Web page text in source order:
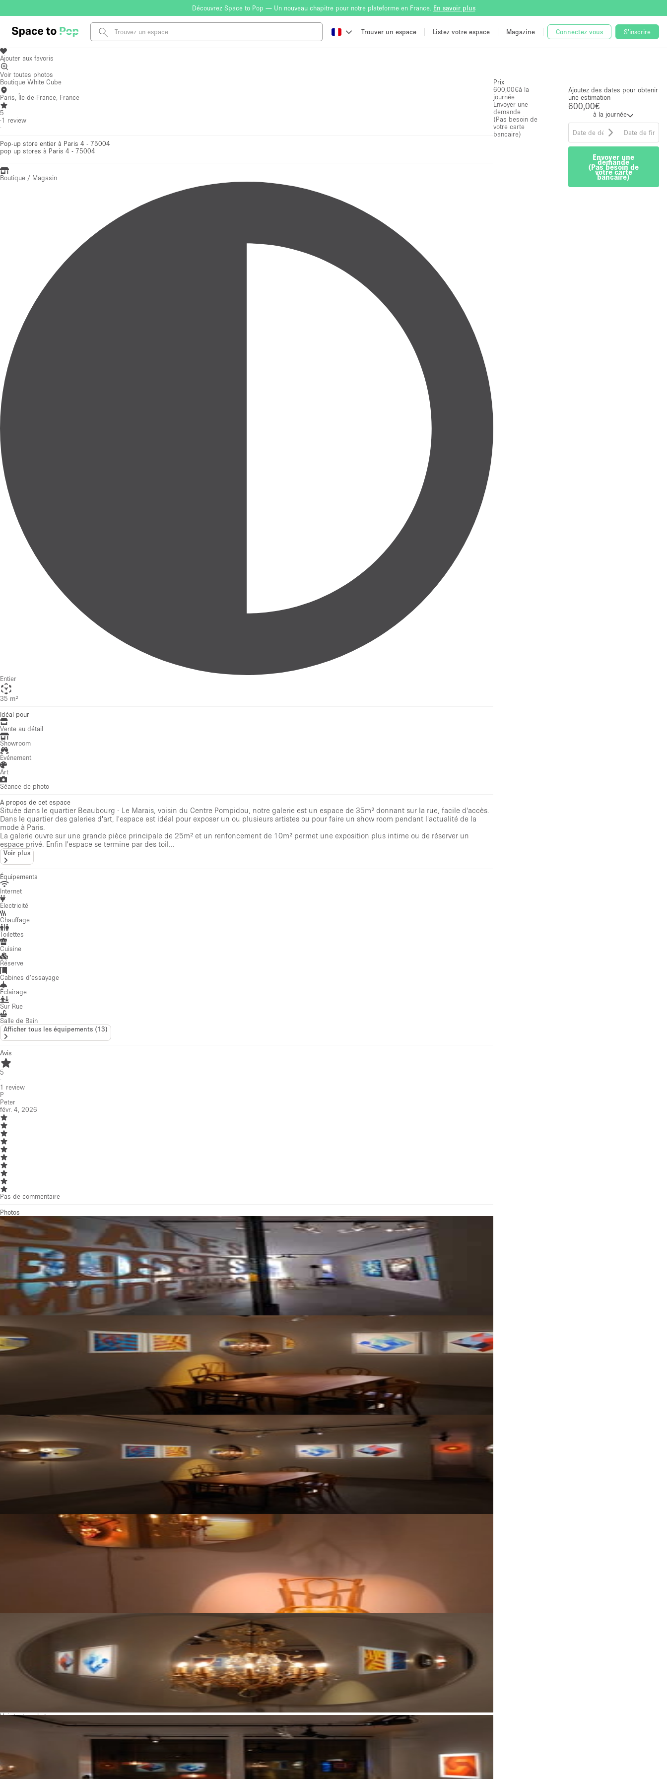
Découvrez Space to Pop — Un nouveau chapitre pour notre plateforme en France. En savoir plus
Trouver un espace Listez votre espace Magazine Connectez vous S'inscrire
Ajouter aux favoris
Voir toutes photos
Ajoutez des dates pour obtenir
une estimation
600,00€
à la journée
Envoyer une
demande
(Pas besoin de
votre carte
bancaire)
Prix
600,00€à la
journée
Envoyer une
demande
(Pas besoin de
votre carte
bancaire)
Boutique White Cube
Paris, Île-de-France, France
5
·1 review
·
Pop-up store entier à Paris 4 - 75004
pop up stores à Paris 4 - 75004
Boutique / Magasin
Entier
35 m²
Idéal pour
Vente au détail
Showroom
Événement
Art
Séance de photo
A propos de cet espace
Située dans le quartier Beaubourg - Le Marais, voisin du Centre Pompidou, notre galerie est un espace de 35m² donnant sur la rue, facile d'accès.
Dans le quartier des galeries d'art, l'espace est idéal pour exposer un ou plusieurs artistes ou pour faire un show room pendant l'actualité de la
mode à Paris.
La galerie ouvre sur une grande pièce principale de 25m² et un renfoncement de 10m² permet une exposition plus intime ou de réserver un
espace privé. Enfin l'espace se termine par des toil...
Voir plus
Équipements
Internet
Électricité
Chauffage
Toilettes
Cuisine
Réserve
Cabines d'essayage
Éclairage
Sur Rue
Salle de Bain
Afficher tous les équipements (13)
Avis
5
·
1 review
P
Peter
févr. 4, 2026
Pas de commentaire
Photos
Voir toutes photos